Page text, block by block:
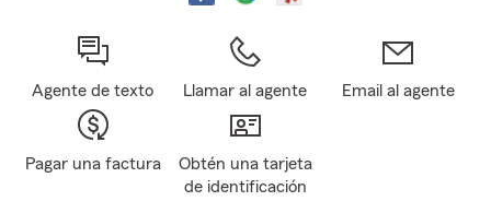
Agente de texto Llamar al agente Email al agente
Pagar una factura
Obtén una tarjeta
de identificación